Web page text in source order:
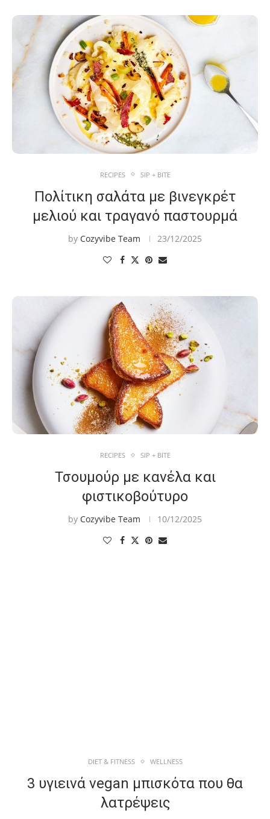
RECIPES SIP + BITE
Πολίτικη σαλάτα με βινεγκρέτ
μελιού και τραγανό παστουρμά
by Cozyvibe Team 23/12/2025
RECIPES SIP + BITE
Τσουμούρ με κανέλα και
φιστικοβούτυρο
by Cozyvibe Team 10/12/2025
DIET & FITNESS WELLNESS
3 υγιεινά vegan μπισκότα που θα
λατρέψεις